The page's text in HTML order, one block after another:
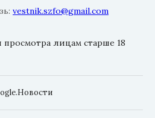
vestnik.szfo@gmail.com
лицам старше 18